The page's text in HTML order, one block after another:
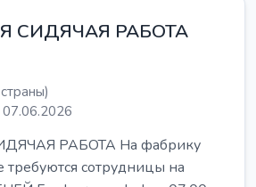
СИДЯЧАЯ РАБОТА
РАБОТА На фабрику
сотрудницы на